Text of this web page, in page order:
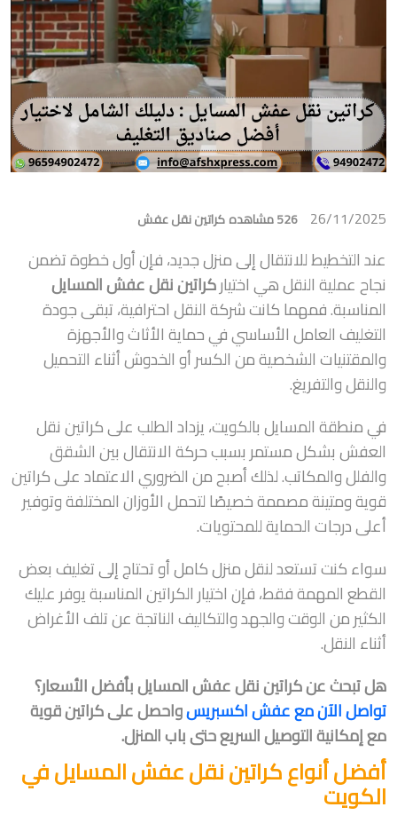
26/11/2025 526 مشاهده كراتين نقل عفش
عند التخطيط للانتقال إلى منزل جديد، فإن أول خطوة تضمن
نجاح عملية النقل هي اختياركراتين نقل عفش المسايل
المناسبة. فمهما كانت شركة النقل احترافية، تبقى جودة
التغليف العامل الأساسي في حماية الأثاث والأجهزة
والمقتنيات الشخصية من الكسر أو الخدوش أثناء التحميل
والنقل والتفريغ.
في منطقة المسايل بالكويت، يزداد الطلب على كراتين نقل
العفش بشكل مستمر بسبب حركة الانتقال بين الشقق
والفلل والمكاتب. لذلك أصبح من الضروري الاعتماد على كراتين
قوية ومتينة مصممة خصيصًا لتحمل الأوزان المختلفة وتوفير
أعلى درجات الحماية للمحتويات.
سواء كنت تستعد لنقل منزل كامل أو تحتاج إلى تغليف بعض
القطع المهمة فقط، فإن اختيار الكراتين المناسبة يوفر عليك
الكثير من الوقت والجهد والتكاليف الناتجة عن تلف الأغراض
أثناء النقل.
هل تبحث عن كراتين نقل عفش المسايل بأفضل الأسعار؟
تواصل الآن مع عفش اكسبريسواحصل على كراتين قوية
مع إمكانية التوصيل السريع حتى باب المنزل.
أفضل أنواع كراتين نقل عفش المسايل في
الكويت